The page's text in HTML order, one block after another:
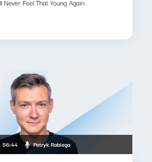
Feel That Young Again
56:44 Patryk Rabiega